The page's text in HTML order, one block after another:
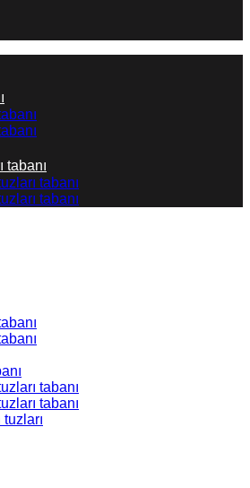
tabanı
tabanı
tabanı
tabanı
tabanı